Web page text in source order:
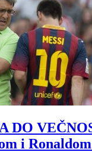
DO
i